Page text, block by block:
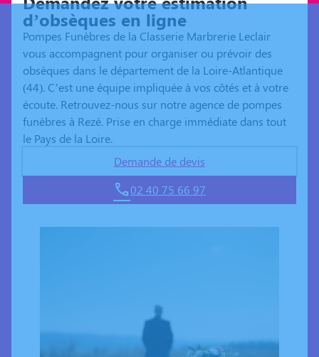
d’obsèques en ligne
Pompes Funèbres de la Classerie Marbrerie Leclair
vous accompagnent pour organiser ou prévoir des
obsèques dans le département de la Loire-Atlantique
(44). C’est une équipe impliquée à vos côtés et à votre
écoute. Retrouvez-nous sur notre agence de pompes
funèbres à Rezé. Prise en charge immédiate dans tout
le Pays de la Loire.
Demande de devis
02 40 75 66 97